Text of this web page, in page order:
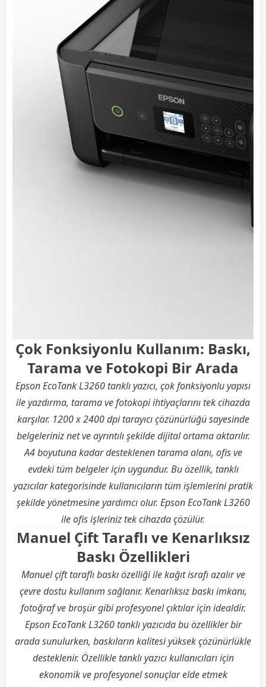
Çok Fonksiyonlu Kullanım: Baskı,
Tarama ve Fotokopi Bir Arada
Epson EcoTank L3260 tanklı yazıcı, çok fonksiyonlu yapısı
ile yazdırma, tarama ve fotokopi ihtiyaçlarını tek cihazda
karşılar. 1200 x 2400 dpi tarayıcı çözünürlüğü sayesinde
belgeleriniz net ve ayrıntılı şekilde dijital ortama aktarılır.
A4 boyutuna kadar desteklenen tarama alanı, ofis ve
evdeki tüm belgeler için uygundur. Bu özellik, tanklı
yazıcılar kategorisinde kullanıcıların tüm işlemlerini pratik
şekilde yönetmesine yardımcı olur. Epson EcoTank L3260
ile ofis işleriniz tek cihazda çözülür.
Manuel Çift Taraflı ve Kenarlıksız
Baskı Özellikleri
Manuel çift taraflı baskı özelliği ile kağıt israfı azalır ve
çevre dostu kullanım sağlanır. Kenarlıksız baskı imkanı,
fotoğraf ve broşür gibi profesyonel çıktılar için idealdir.
Epson EcoTank L3260 tanklı yazıcıda bu özellikler bir
arada sunulurken, baskıların kalitesi yüksek çözünürlükle
desteklenir. Özellikle tanklı yazıcı kullanıcıları için
ekonomik ve profesyonel sonuçlar elde etmek